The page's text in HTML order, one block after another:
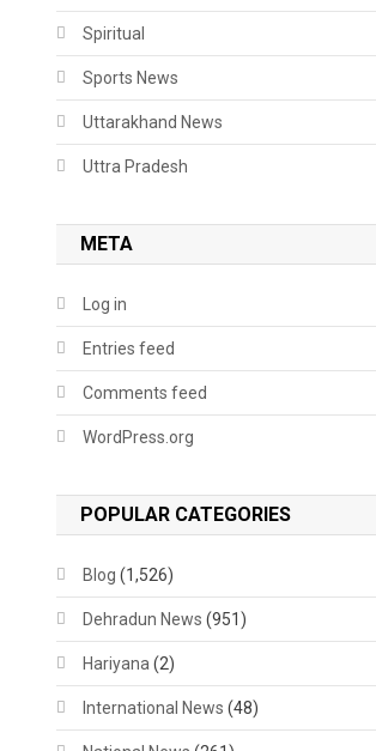
Spiritual
Sports News
Uttarakhand News
Uttra Pradesh
META
Log in
Entries feed
Comments feed
WordPress.org
POPULAR CATEGORIES
Blog (1,526)
Dehradun News (951)
Hariyana (2)
International News (48)